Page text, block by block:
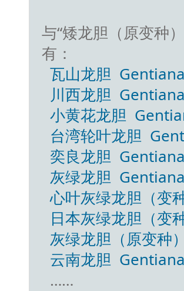
与“矮龙胆（原变种
有：
瓦山龙胆
川西龙胆
小黄花龙胆
台湾轮叶龙胆
奕良龙胆
灰绿龙胆
心叶灰绿龙胆（变
日本灰绿龙胆（
灰绿龙胆（原变
云南龙胆
……